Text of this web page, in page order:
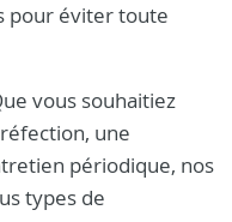
pour éviter toute
vous souhaitiez
une
périodique, nos
types de